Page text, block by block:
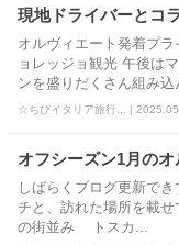
現地ドライバーとコ
オルヴィエート発着プ
ョレッジョ観光 午後は
ンを盛りだくさん組み込
☆ちびイタリア旅行... |
オフシーズン1月のオ
しばらくブログ更新で
チと、訪れた場所を載
の街並み トスカ...